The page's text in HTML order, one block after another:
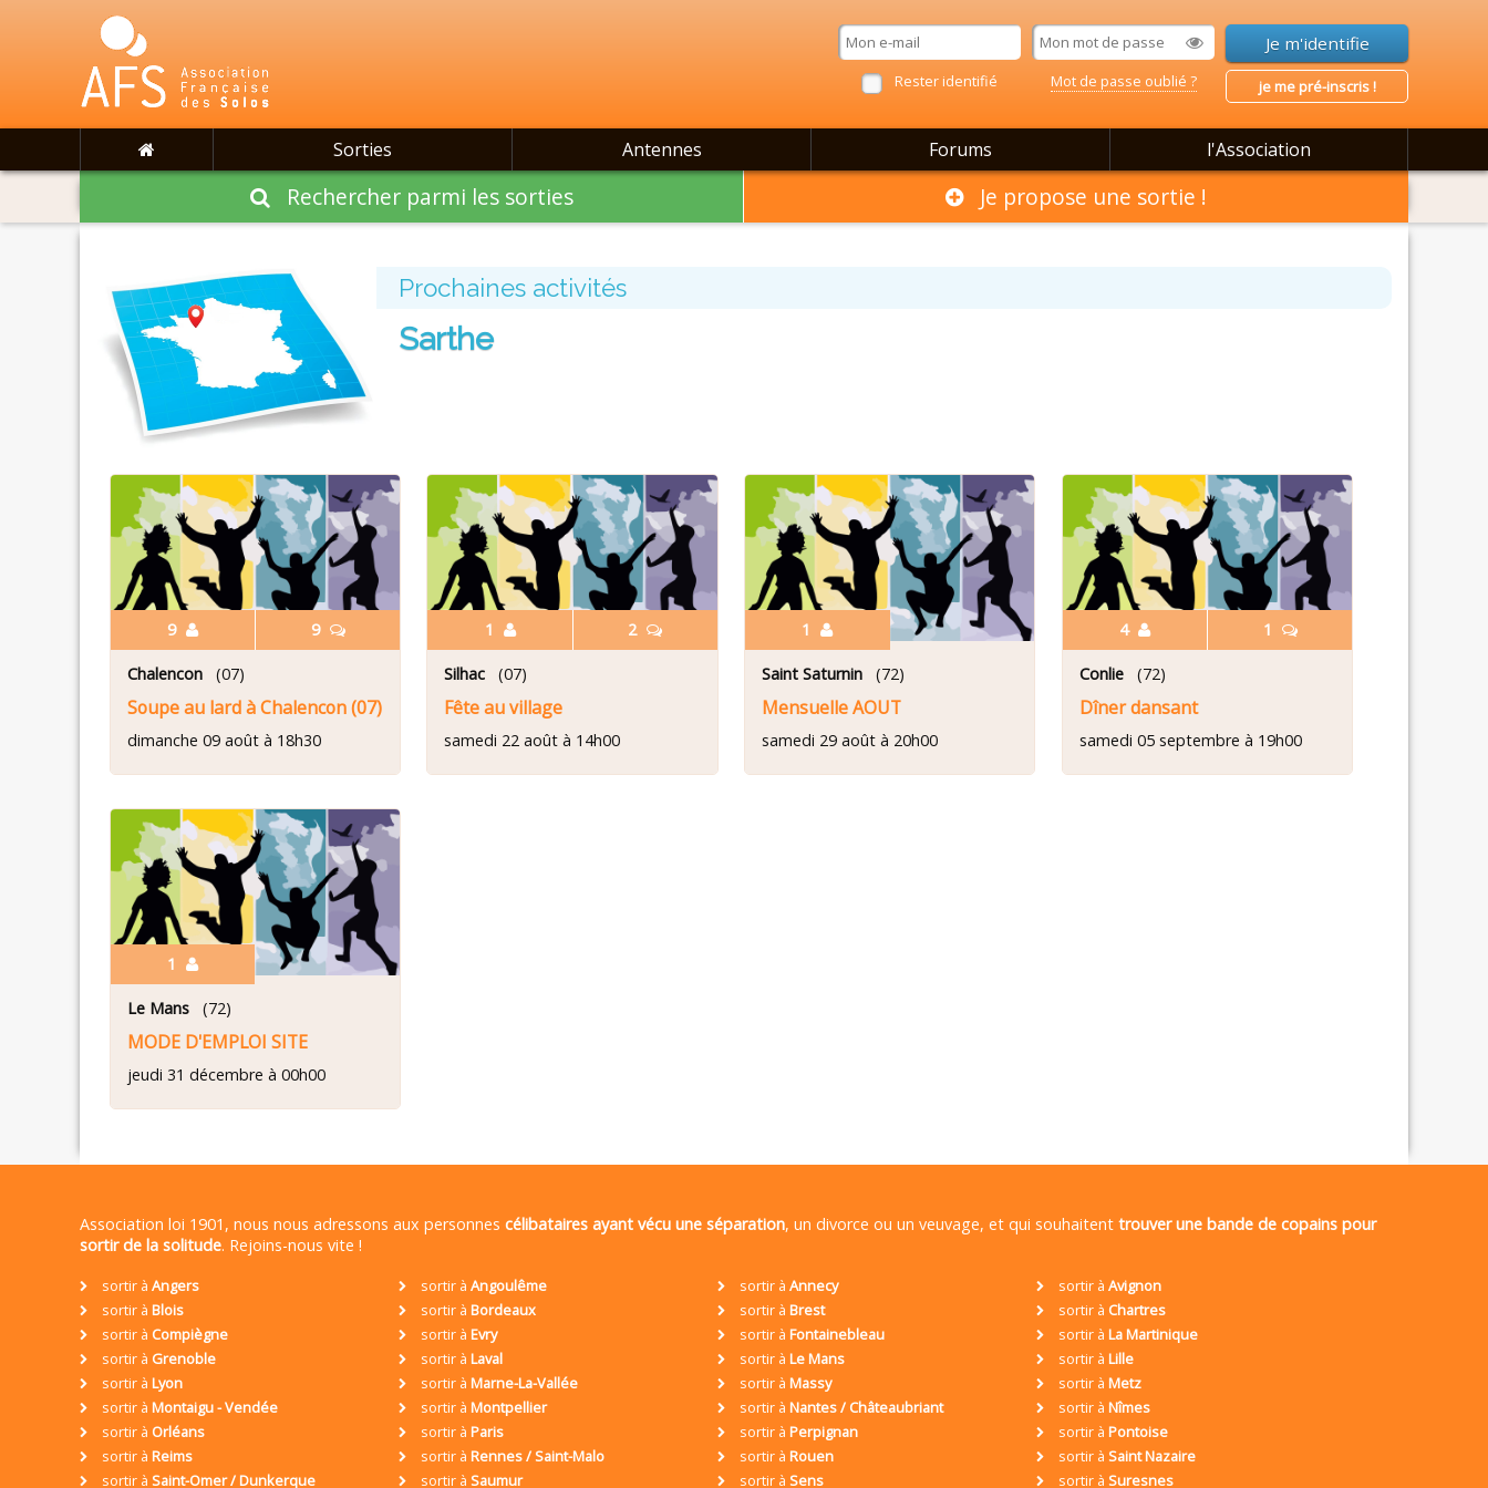
Rester identifié Mot de passe oublié ? je me pré-inscris !
Sorties Antennes Forums l'Association
Rechercher parmi les sorties Je propose une sortie !
Prochaines activités
Sarthe
9 9
Chalencon(07)
Soupe au lard à Chalencon (07)
dimanche 09 août à 18h30
1 2
Silhac (07)
Fête au village
samedi 22 août à 14h00
1
Saint Saturnin(72)
Mensuelle AOUT
samedi 29 août à 20h00
4 1
Conlie(72)
Dîner dansant
samedi 05 septembre à 19h00
1
Le Mans(72)
MODE D'EMPLOI SITE
jeudi 31 décembre à 00h00
Association loi 1901, nous nous adressons aux personnes célibataires ayant vécu une séparation, un divorce ou un veuvage, et qui souhaitent trouver une bande de copains pour
sortir de la solitude. Rejoins-nous vite !
sortir à Angers sortir à Angoulême sortir à Annecy sortir à Avignon
sortir à Blois sortir à Bordeaux sortir à Brest sortir à Chartres
sortir à Compiègne sortir à Evry sortir à Fontainebleau sortir à La Martinique
sortir à Grenoble sortir à Laval sortir à Le Mans sortir à Lille
sortir à Lyon sortir à Marne-La-Vallée sortir à Massy sortir à Metz
sortir à Montaigu - Vendée sortir à Montpellier sortir à Nantes / Châteaubriant sortir à Nîmes
sortir à Orléans sortir à Paris sortir à Perpignan sortir à Pontoise
sortir à Reims sortir à Rennes / Saint-Malo sortir à Rouen sortir à Saint Nazaire
sortir à Saint-Omer / Dunkerque sortir à Saumur sortir à Sens sortir à Suresnes